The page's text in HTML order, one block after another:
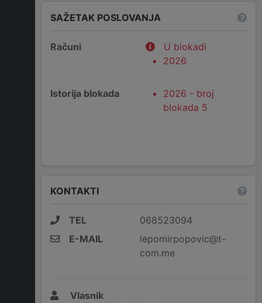
SAŽETAK POSLOVANJA
Računi
U blokadi
2026
Istorija blokada
2026 - broj
blokada 5
KONTAKTI
TEL
068523094
E-MAIL
lepomirpopovic@t-
com.me
Vlasnik